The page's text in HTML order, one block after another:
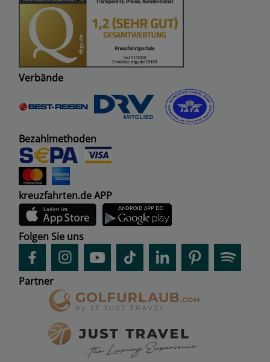
Verbände
Bezahlmethoden
kreuzfahrten.de APP
Folgen Sie uns
Partner